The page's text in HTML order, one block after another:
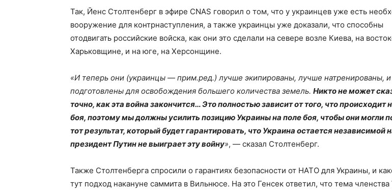
Так, Йенс Столтенберг в эфире CNAS говорил о том, что у украинцев уже есть
вооружение для контрнаступления, а также украинцы уже доказали, что способны
отодвигать российские войска, как они это сделали на севере возле Киева, на
Харьковщине, и на юге, на Херсонщине.
«И теперь они (украинцы — прим.ред.) лучше экипированы, лучше натренированы,
подготовлены для освобождения большего количества земель. Никто не может
точно, как эта война закончится… Это полностью зависит от того, что происходит
боя, поэтому мы должны усилить позицию Украины на поле боя, чтобы они могли
тот результат, который будет гарантировать, что Украина остается независимой
президент Путин не выиграет эту войну», — сказал Столтенберг.
Также Столтенберга спросили о гарантиях безопасности от НАТО для Украины, и
тут подход накануне саммита в Вильнюсе. На это Генсек ответил, что тема членства